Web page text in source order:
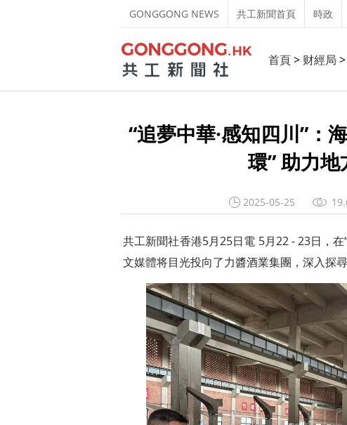
GONGGONG NEWS 共工新聞首頁 時政
首頁> 财經局 >
“追夢中華·感知四川”：
環” 助力
2025-05-25
共工新聞社香港5月25日電 5月22 - 23日，
文媒體将目光投向了力醬酒業集團，深入探